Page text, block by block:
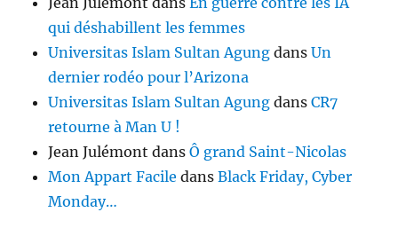
qui déshabillent les femmes
Universitas Islam Sultan Agung dansUn
dernier rodéo pour l’Arizona
Universitas Islam Sultan Agung dansCR7
retourne à Man U !
Jean Julémont dansÔ grand Saint-Nicolas
Mon Appart Facile dansBlack Friday, Cyber
Monday…